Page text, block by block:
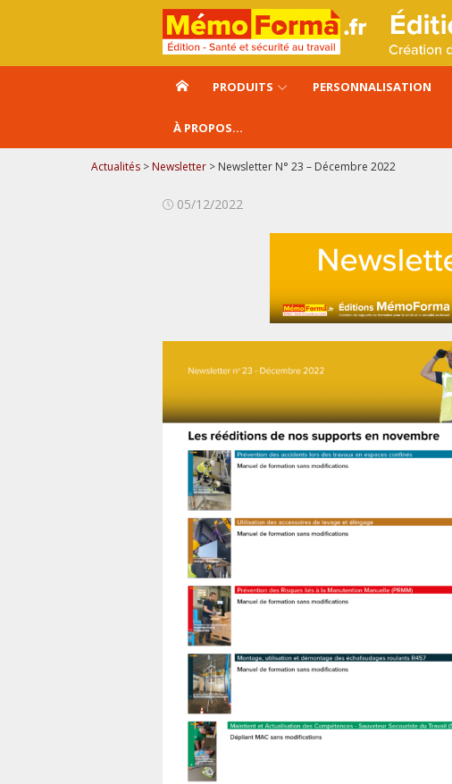
PRODUITS PERSONNALISATION
À PROPOS…
Actualités > Newsletter > Newsletter N° 23 – Décembre 2022
Publié05/12/2022